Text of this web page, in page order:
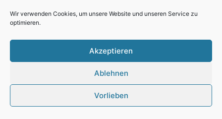
Wir verwenden Cookies, um unsere Website und unseren Service zu
optimieren.
Akzeptieren
Ablehnen
Vorlieben